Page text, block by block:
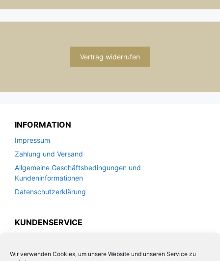
Wir verwenden Cookies, um unsere Website und unseren Service zu
Vertrag widerrufen
INFORMATION
Impressum
Zahlung und Versand
Allgemeine Geschäftsbedingungen und
Kundeninformationen
Datenschutzerklärung
KUNDENSERVICE
Widerrufsrecht für Verbraucher